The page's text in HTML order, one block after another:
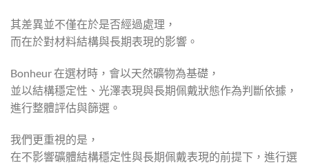
其差異並不僅在於是否經過處理，
而在於對材料結構與長期表現的影響。
Bonheur 在選材時，會以天然礦物為基礎，
並以結構穩定性、光澤表現與長期佩戴狀態作為判斷依據，
進行整體評估與篩選。
我們更重視的是，
在不影響礦體結構穩定性與長期佩戴表現的前提下，進行選